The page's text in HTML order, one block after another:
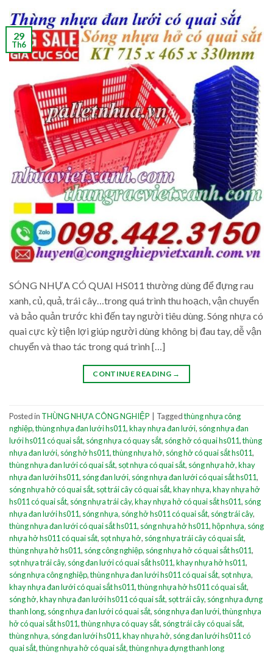
29
Th6
SÓNG NHỰA CÓ QUAI HS011 thường dùng để đựng rau
xanh, củ, quả, trái cây…trong quá trình thu hoạch, vận chuyển
và bảo quản trước khi đến tay người tiêu dùng. Sóng nhựa có
quai cực kỳ tiện lợi giúp người dùng không bị đau tay, dễ vận
chuyển và thao tác trong quá trình […]
CONTINUE READING →
Posted in THÙNG NHỰA CÔNG NGHIỆP Taggedthùng nhựa công
nghiệp,thùng nhựa đan lưới hs011,khay nhựa đan lưới, sóng nhựa đan
lưới hs011 có quai sắt, sóng nhựa có quay sắt, sóng hở có quai hs011,thùng
nhựa đan lưới, sóng hở hs011,thùng nhựa hở, sóng hở có quai sắt hs011,
thùng nhựa đan lưới có quai sắt, sọt nhựa có quai sắt, sóng nhựa hở,khay
nhựa đan lưới hs011, sóng đan lưới, sóng nhựa đan lưới có quai sắt hs011,
sóng nhựa hở có quai sắt, sọt trái cây có quai sắt,khay nhựa,khay nhựa hở
hs011 có quai sắt, sóng nhựa trái cây,khay nhựa hở có quai sắt hs011, sóng
nhựa đan lưới hs011, sóng nhựa, sóng hở hs011 có quai sắt, sóng trái cây,
thùng nhựa đan lưới có quai sắt hs011, sóng nhựa hở hs011,hộp nhựa, sóng
nhựa hở hs011 có quai sắt, sọt nhựa hở, sóng nhựa trái cây có quai sắt,
thùng nhựa hở hs011, sóng công nghiệp, sóng nhựa hở có quai sắt hs011,
sọt nhựa trái cây, sóng đan lưới có quai sắt hs011,khay nhựa hở hs011,
sóng nhựa công nghiệp,thùng nhựa đan lưới hs011 có quai sắt, sọt nhựa,
khay nhựa đan lưới có quai sắt hs011,thùng nhựa hở hs011 có quai sắt,
sóng hở,khay nhựa đan lưới hs011 có quai sắt, sọt trái cây, sóng nhựa đựng
thanh long, sóng nhựa đan lưới có quai sắt, sóng nhựa đan lưới,thùng nhựa
hở có quai sắt hs011,thùng nhựa có quay sắt, sóng trái cây có quai sắt,
thùng nhựa, sóng đan lưới hs011,khay nhựa hở, sóng đan lưới hs011 có
quai sắt,thùng nhựa hở có quai sắt,thùng nhựa đựng thanh long